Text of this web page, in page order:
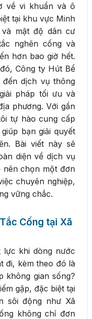
về vi khuẩn và ô
tại khu vực Minh
mật độ dân cư
nghẽn cống và
hơn bao giờ hết.
Công ty Hút Bể
đến dịch vụ thông
pháp tối ưu và
phương. Với gần
tự hào cung cấp
bạn giải quyết
Bài viết này sẽ
diện về dịch vụ
nên chọn một đơn
chuyên nghiệp,
vững chắc.
Cống tại Xã
lực khi dòng nước
đi, kèm theo đó là
không gian sống?
gặp, đặc biệt tại
sôi động như Xã
không chỉ đơn